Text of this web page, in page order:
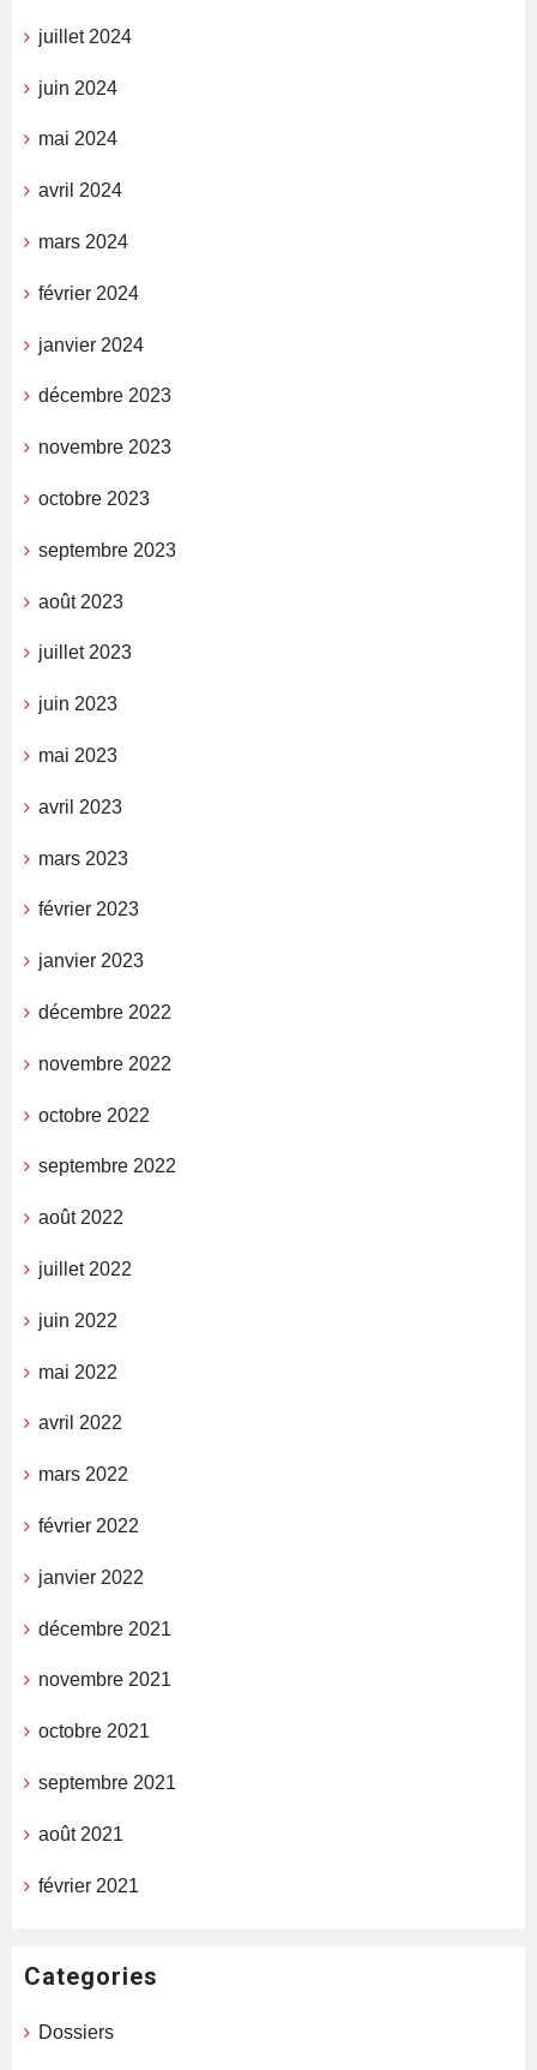
juillet 2024
juin 2024
mai 2024
avril 2024
mars 2024
février 2024
janvier 2024
décembre 2023
novembre 2023
octobre 2023
septembre 2023
août 2023
juillet 2023
juin 2023
mai 2023
avril 2023
mars 2023
février 2023
janvier 2023
décembre 2022
novembre 2022
octobre 2022
septembre 2022
août 2022
juillet 2022
juin 2022
mai 2022
avril 2022
mars 2022
février 2022
janvier 2022
décembre 2021
novembre 2021
octobre 2021
septembre 2021
août 2021
février 2021
Categories
Dossiers